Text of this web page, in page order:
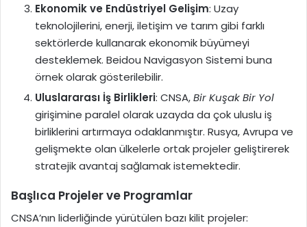
Ekonomik ve Endüstriyel Gelişim: Uzay
teknolojilerini, enerji, iletişim ve tarım gibi farklı
sektörlerde kullanarak ekonomik büyümeyi
desteklemek. Beidou Navigasyon Sistemi buna
örnek olarak gösterilebilir.
Uluslararası İş Birlikleri: CNSA,Bir Kuşak Bir Yol
girişimine paralel olarak uzayda da çok uluslu iş
birliklerini artırmaya odaklanmıştır. Rusya, Avrupa ve
gelişmekte olan ülkelerle ortak projeler geliştirerek
stratejik avantaj sağlamak istemektedir.
Başlıca Projeler ve Programlar
CNSA’nın liderliğinde yürütülen bazı kilit projeler: